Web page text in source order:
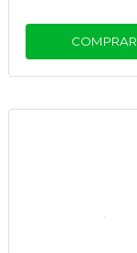
COMPRAR